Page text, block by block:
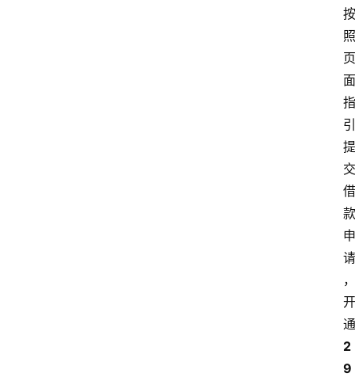
按
照
页
面
指
引
提
交
借
款
申
请
，
开
通
2
9